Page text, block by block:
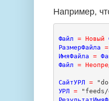
Например,
Файл = Новый
РазмерФайла
=
ИмяФайла
=
Файл
=
СайтУРЛ =
УРЛ
=